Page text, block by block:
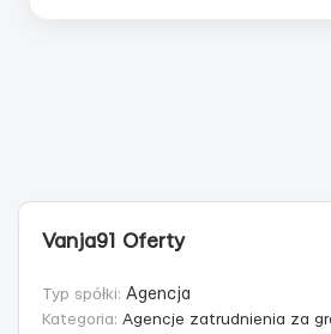
Vanja91 Oferty
Typ spółki: Agencja
Kategoria: Agencje zatrudnienia za